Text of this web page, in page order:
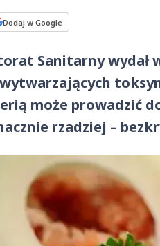
Dodaj w Google
Sanitarny wydał
może prowadzić
rzadziej –